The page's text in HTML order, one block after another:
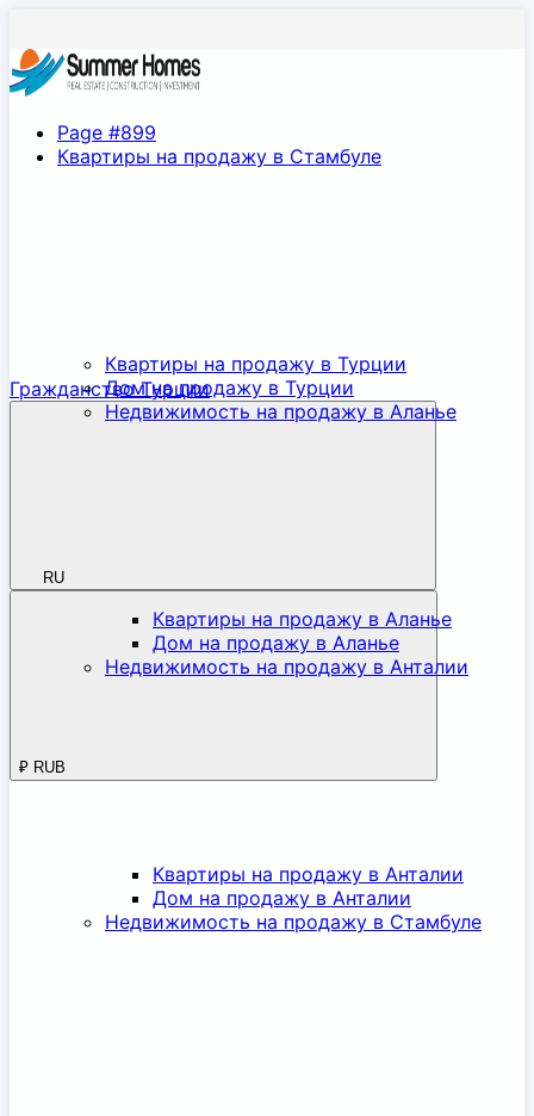
Гражданство Турции
RU
₽ RUB
Page #899
Квартиры на продажу в Стамбуле
Квартиры на продажу в Турции
Дом на продажу в Турции
Недвижимость на продажу в Аланье
Квартиры на продажу в Аланье
Дом на продажу в Аланье
Недвижимость на продажу в Анталии
Квартиры на продажу в Анталии
Дом на продажу в Анталии
Недвижимость на продажу в Стамбуле